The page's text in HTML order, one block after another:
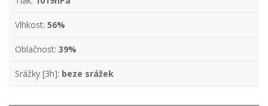
Vlhkost: 56%
Oblačnost: 39%
Srážky [3h]: beze srážek